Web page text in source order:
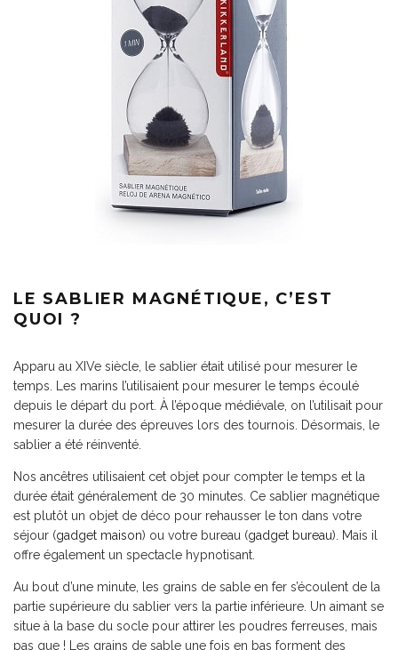
LE SABLIER MAGNÉTIQUE, C’EST
QUOI ?
Apparu au XIVe siècle, le sablier était utilisé pour mesurer le
temps. Les marins l’utilisaient pour mesurer le temps écoulé
depuis le départ du port. À l’époque médiévale, on l’utilisait pour
mesurer la durée des épreuves lors des tournois. Désormais, le
sablier a été réinventé.
Nos ancêtres utilisaient cet objet pour compter le temps et la
durée était généralement de 30 minutes. Ce sablier magnétique
est plutôt un objet de déco pour rehausser le ton dans votre
séjour (gadget maison) ou votre bureau (gadget bureau). Mais il
offre également un spectacle hypnotisant.
Au bout d’une minute, les grains de sable en fer s’écoulent de la
partie supérieure du sablier vers la partie inférieure. Un aimant se
situe à la base du socle pour attirer les poudres ferreuses, mais
pas que ! Les grains de sable une fois en bas forment des